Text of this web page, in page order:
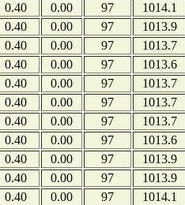
0.40 0.00 97
1014.1
0.40 0.00 97
1013.9
0.40 0.00 97
1013.7
0.40 0.00 97
1013.6
0.40 0.00 97
1013.7
0.40 0.00 97
1013.7
0.40 0.00 97
1013.7
0.40 0.00 97
1013.6
0.40 0.00 97
1013.9
0.40 0.00 97
1013.9
0.40 0.00 97
1014.1